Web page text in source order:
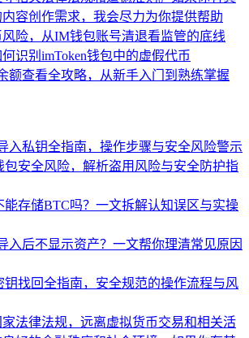
容创作需求，我会尽力为你提供帮助
险，从IM钱包账号清退看监管的底线
识别imToken钱包中的虚假代币
额查看全攻略，从新手入门到熟练掌握
入私钥全指南，操作步骤与安全风险警示
包安全风险，解析盗用风险与安全防护指
能存储BTC吗？一文拆解认知误区与实操
入后不显示资产？一文帮你理清常见原因
钥找回全指南，安全规范的操作流程与风
法律法规，远离虚拟货币交易和相关活